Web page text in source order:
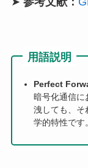
用語説明
Perfect
暗号化通信に
洩しても、そ
学的特性です。